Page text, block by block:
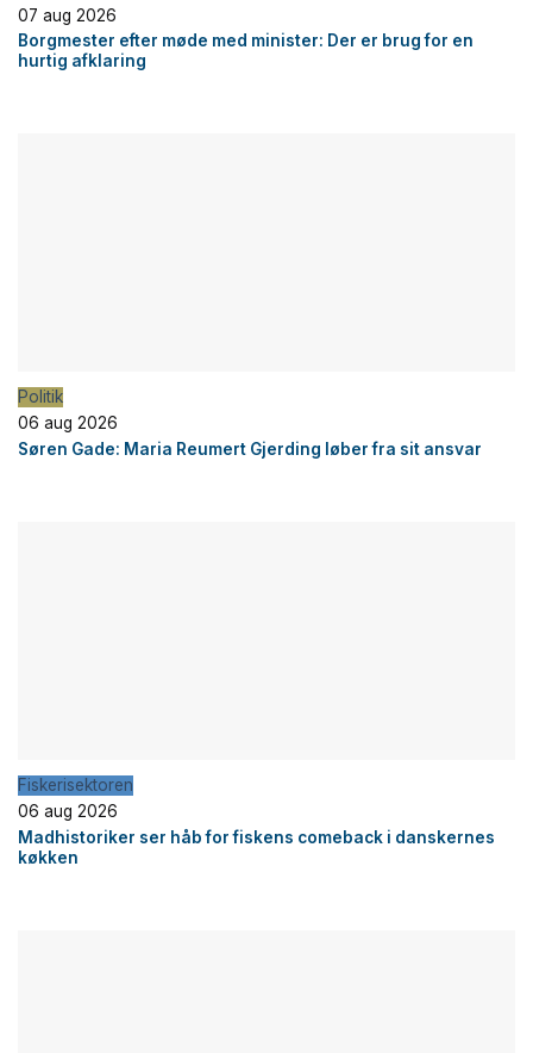
07 aug 2026
Borgmester efter møde med minister: Der er brug for en
hurtig afklaring
Politik
06 aug 2026
Søren Gade: Maria Reumert Gjerding løber fra sit ansvar
Fiskerisektoren
06 aug 2026
Madhistoriker ser håb for fiskens comeback i danskernes
køkken